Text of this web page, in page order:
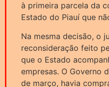
à primeira parcela da
Estado do Piauí que
Na mesma decisão, o
reconsideração feito
que o Estado
empresas. O Governo
de março, havia